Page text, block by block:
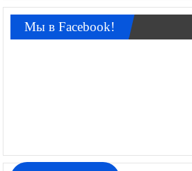
Мы в Facebook!